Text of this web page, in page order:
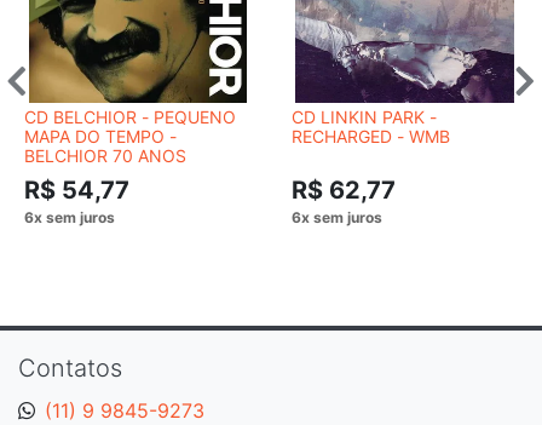
CD BELCHIOR - PEQUENO
MAPA DO TEMPO -
BELCHIOR 70 ANOS
R$ 54,77
CD LINKIN PARK -
RECHARGED - WMB
R$ 62,77
Contatos
(11) 9 9845-9273